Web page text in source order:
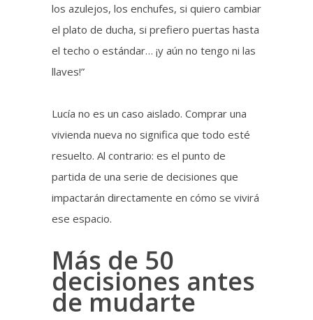
los azulejos, los enchufes, si quiero cambiar
el plato de ducha, si prefiero puertas hasta
el techo o estándar… ¡y aún no tengo ni las
llaves!”
Lucía no es un caso aislado. Comprar una
vivienda nueva no significa que todo esté
resuelto. Al contrario: es el punto de
partida de una serie de decisiones que
impactarán directamente en cómo se vivirá
ese espacio.
Más de 50
decisiones antes
de mudarte